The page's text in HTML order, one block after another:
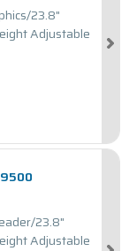
23.8"
Adjustable
23.8"
Adjustable